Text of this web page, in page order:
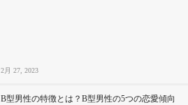
2月 27, 2023
B型男性の特徴とは？B型男性の5つの恋愛傾向